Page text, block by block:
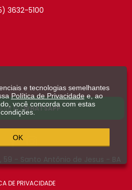
3632-5100
NOWHATSAPP
59 - Santo Antônio de Jesus - BA
DE PRIVACIDADE
e tecnologias semelhantes
Política de Privacidadee, ao
você concorda com estas
condições.
OK